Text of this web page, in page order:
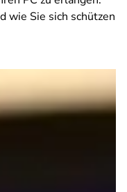
wie Sie sich schützen